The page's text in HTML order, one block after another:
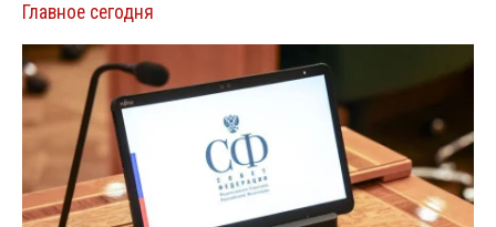
Главное сегодня